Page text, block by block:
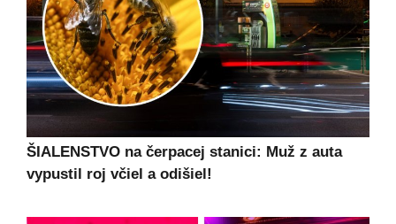
ŠIALENSTVO na čerpacej stanici: Muž z auta
vypustil roj včiel a odišiel!